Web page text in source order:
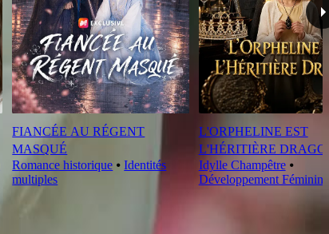
FIANCÉE AU RÉGENT
MASQUÉ
Romance historique ⦁Identités
multiples
L'ORPHELINE EST
L'HÉRITIÈRE
Idylle Champêtre⦁
Développement Féminin